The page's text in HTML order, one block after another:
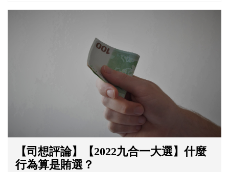
並不受集會遊行自由的保障，因此無法主張該權利受侵
【司想評論】【2022九合一大選】什麼
行為算是賄選？